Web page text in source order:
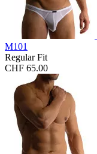
M101
Regular Fit
CHF 65.00